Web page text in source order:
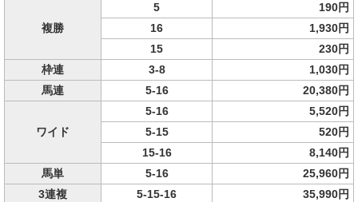
複勝
5
190円
16
1,930円
15
230円
枠連
3-8
1,030円
馬連
5-16 20,380円
ワイド
5-16
5,520円
5-15
520円
15-16
8,140円
馬単
5-16
25,960円
3連複
5-15-16
35,990円